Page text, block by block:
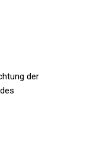
der